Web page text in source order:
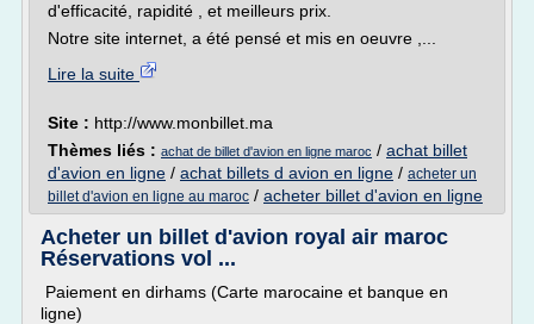
d'efficacité, rapidité , et meilleurs prix.
Notre site internet, a été pensé et mis en oeuvre ,...
Lire la suite
Site : http://www.monbillet.ma
Thèmes liés : achat de billet d'avion en ligne maroc / achat billet
d'avion en ligne / achat billets d avion en ligne / acheter un
billet d'avion en ligne au maroc / acheter billet d'avion en ligne
Acheter un billet d'avion royal air maroc
Réservations vol ...
Paiement en dirhams (Carte marocaine et banque en
ligne)